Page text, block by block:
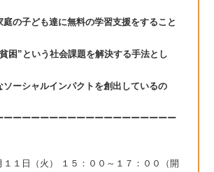
子ども達に無料の学習支援をすること
という社会課題を解決する手法とし
シャルインパクトを創出しているの
ーーーーーーーーーーーーーーーーーー
日（火） １５：００～１７：００（開